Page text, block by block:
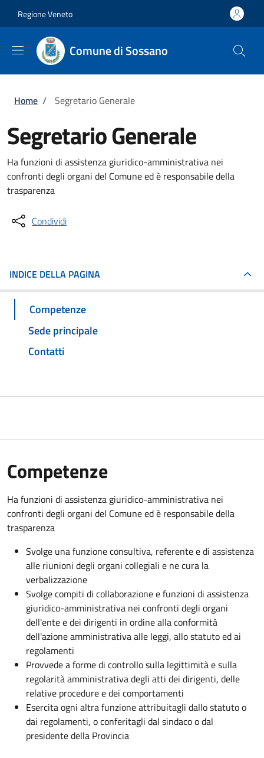
Regione Veneto
Comune di Sossano
Briciole di pane
Home / Segretario Generale
Segretario Generale
Ha funzioni di assistenza giuridico-amministrativa nei
confronti degli organi del Comune ed è responsabile della
trasparenza
Condividi
INDICE DELLA PAGINA
Competenze
Sede principale
Contatti
Competenze
Ha funzioni di assistenza giuridico-amministrativa nei
confronti degli organi del Comune ed è responsabile della
trasparenza
Svolge una funzione consultiva, referente e di assistenza
alle riunioni degli organi collegiali e ne cura la
verbalizzazione
Svolge compiti di collaborazione e funzioni di assistenza
giuridico-amministrativa nei confronti degli organi
dell'ente e dei dirigenti in ordine alla conformità
dell'azione amministrativa alle leggi, allo statuto ed ai
regolamenti
Provvede a forme di controllo sulla legittimità e sulla
regolarità amministrativa degli atti dei dirigenti, delle
relative procedure e dei comportamenti
Esercita ogni altra funzione attribuitagli dallo statuto o
dai regolamenti, o conferitagli dal sindaco o dal
presidente della Provincia